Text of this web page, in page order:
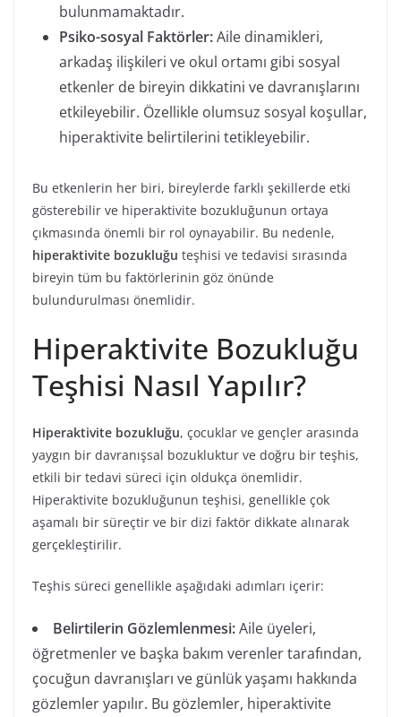
bulunmamaktadır.
Psiko-sosyal Faktörler:Aile dinamikleri,
arkadaş ilişkileri ve okul ortamı gibi sosyal
etkenler de bireyin dikkatini ve davranışlarını
etkileyebilir. Özellikle olumsuz sosyal koşullar,
hiperaktivite belirtilerini tetikleyebilir.
Bu etkenlerin her biri, bireylerde farklı şekillerde etki
gösterebilir ve hiperaktivite bozukluğunun ortaya
çıkmasında önemli bir rol oynayabilir. Bu nedenle,
hiperaktivite bozukluğu teşhisi ve tedavisi sırasında
bireyin tüm bu faktörlerinin göz önünde
bulundurulması önemlidir.
Hiperaktivite Bozukluğu
Teşhisi Nasıl Yapılır?
Hiperaktivite bozukluğu, çocuklar ve gençler arasında
yaygın bir davranışsal bozukluktur ve doğru bir teşhis,
etkili bir tedavi süreci için oldukça önemlidir.
Hiperaktivite bozukluğunun teşhisi, genellikle çok
aşamalı bir süreçtir ve bir dizi faktör dikkate alınarak
gerçekleştirilir.
Teşhis süreci genellikle aşağıdaki adımları içerir:
Belirtilerin Gözlemlenmesi:Aile üyeleri,
öğretmenler ve başka bakım verenler tarafından,
çocuğun davranışları ve günlük yaşamı hakkında
gözlemler yapılır. Bu gözlemler, hiperaktivite